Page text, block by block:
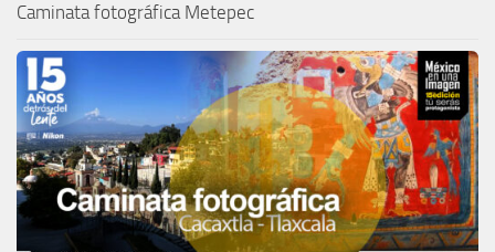
Caminata fotográfica Metepec